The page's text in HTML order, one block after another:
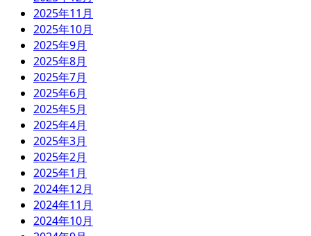
2025年11月
2025年10月
2025年9月
2025年8月
2025年7月
2025年6月
2025年5月
2025年4月
2025年3月
2025年2月
2025年1月
2024年12月
2024年11月
2024年10月